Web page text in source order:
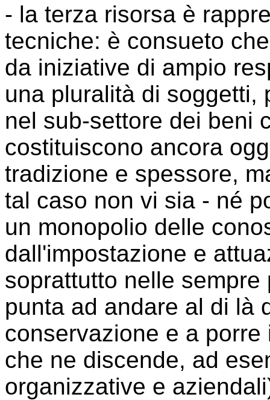
- la terza risorsa è
tecniche: è consueto
da iniziative di ampio
una pluralità di soggetti,
nel sub-settore dei beni
costituiscono ancora
tradizione e spessore,
tal caso non vi sia - né
un monopolio delle
dall'impostazione e
soprattutto nelle
punta ad andare al di là
conservazione e a
che ne discende, ad
organizzative e